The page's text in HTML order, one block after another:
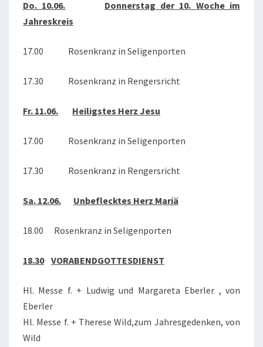
Do. 10.06.
Donnerstag der 10. Woche im
Jahreskreis
17.00 Rosenkranz in Seligenporten
17.30 Rosenkranz in Rengersricht
Fr. 11.06. Heiligstes Herz Jesu
17.00 Rosenkranz in Seligenporten
17.30 Rosenkranz in Rengersricht
Sa. 12.06. Unbeflecktes Herz Mariä
18.00 Rosenkranz in Seligenporten
18.30 VORABENDGOTTESDIENST
Hl. Messe f. + Ludwig und Margareta Eberler , von
Eberler
Hl. Messe f. + Therese Wild,zum Jahresgedenken, von
Wild